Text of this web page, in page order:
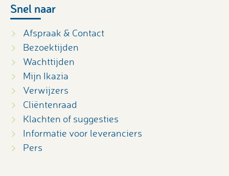
Snel naar
Afspraak & Contact
Bezoektijden
Wachttijden
Mijn Ikazia
Verwijzers
Cliëntenraad
Klachten of suggesties
Informatie voor leveranciers
Pers